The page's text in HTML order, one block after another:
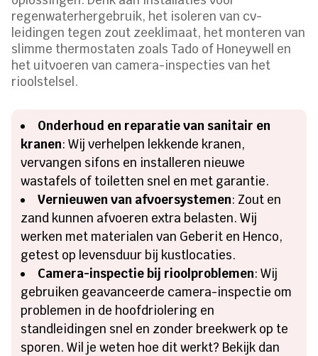
regenwaterhergebruik, het isoleren van cv-
leidingen tegen zout zeeklimaat, het monteren van
slimme thermostaten zoals Tado of Honeywell en
het uitvoeren van camera-inspecties van het
rioolstelsel.
Onderhoud en reparatie van sanitair en
kranen: Wij verhelpen lekkende kranen,
vervangen sifons en installeren nieuwe
wastafels of toiletten snel en met garantie.
Vernieuwen van afvoersystemen: Zout en
zand kunnen afvoeren extra belasten. Wij
werken met materialen van Geberit en Henco,
getest op levensduur bij kustlocaties.
Camera-inspectie bij rioolproblemen: Wij
gebruiken geavanceerde camera-inspectie om
problemen in de hoofdriolering en
standleidingen snel en zonder breekwerk op te
sporen. Wil je weten hoe dit werkt? Bekijk dan